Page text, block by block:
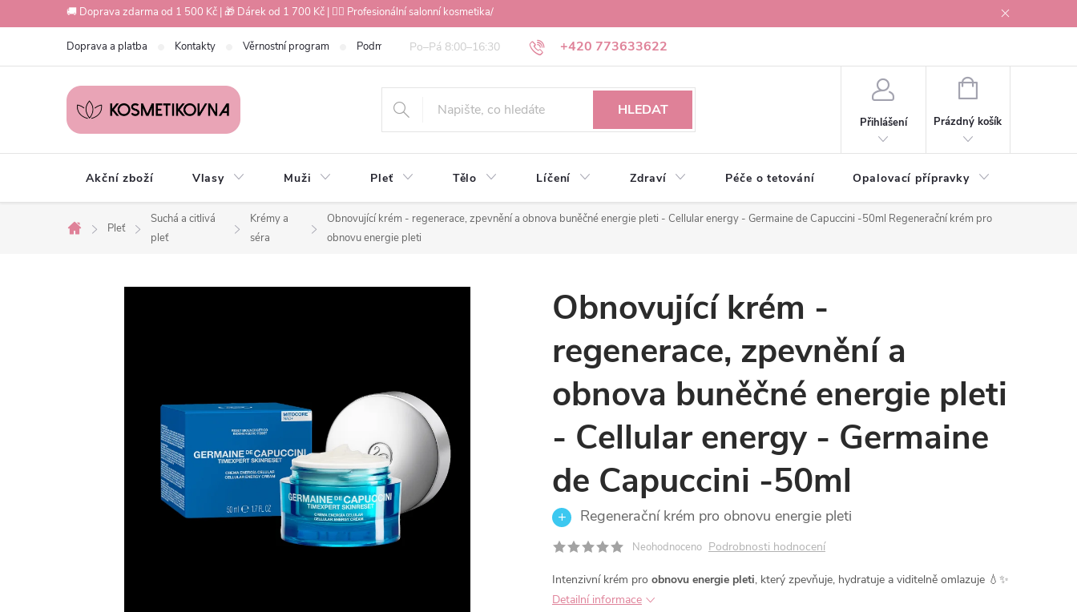
na
🚚 Doprava zdarma od 1 500 Kč | 🎁 Dárek od 1 700 Kč | 💇‍♀️ Profesionální salonní kosmetika/
+420 773633622
Doprava a platba Kontakty Věrnostní program Podmínky ochrany osobních údajů Obchodní podmínky Osobní odběr v Ostravě
HLEDAT
Přihlášení
NÁKUPNÍ
Prázdný košík
Akční zboží Vlasy Muži Pleť Tělo Líčení Zdraví Péče o tetování Opalovací přípravky
Domů
Pleť
Suchá a citlivá
pleť
Krémy a
séra
Obnovující krém - regenerace, zpevnění a obnova buněčné energie pleti - Cellular energy - Germaine de Capuccini -50ml Regenerační krém pro
obnovu energie pleti
Obnovující krém -
regenerace, zpevnění a
obnova buněčné energie pleti
- Cellular energy - Germaine
de Capuccini -50ml
Regenerační krém pro obnovu energie pleti
Neohodnoceno Podrobnosti hodnocení
Intenzivní krém pro obnovu energie pleti, který zpevňuje, hydratuje a viditelně omlazuje 💧✨
Detailní informace